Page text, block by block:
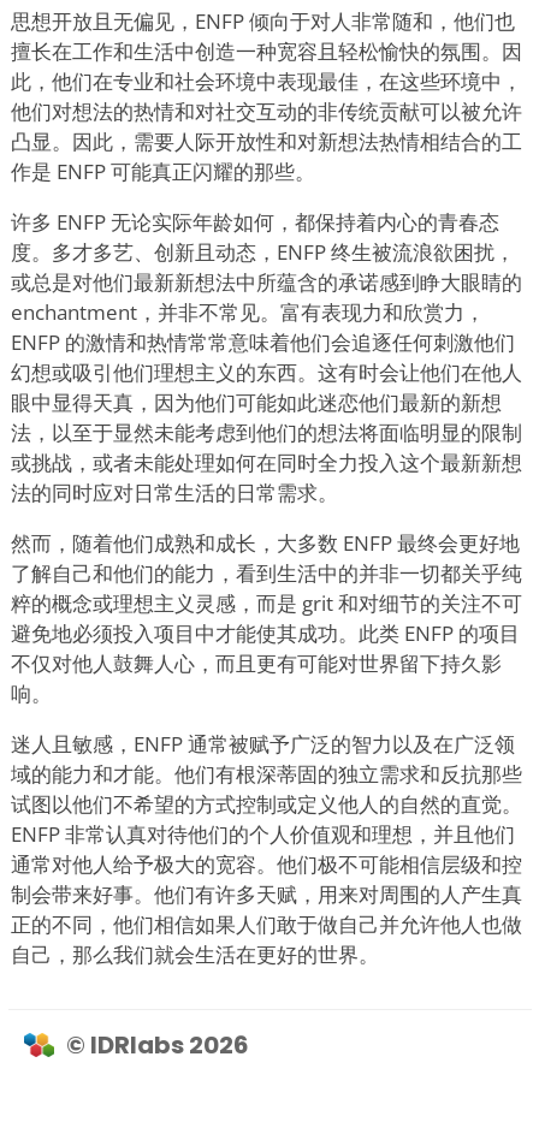
思想开放且无偏见，ENFP 倾向于对人非常随和，他们也
擅长在工作和生活中创造一种宽容且轻松愉快的氛围。因
此，他们在专业和社会环境中表现最佳，在这些环境中，
他们对想法的热情和对社交互动的非传统贡献可以被允许
凸显。因此，需要人际开放性和对新想法热情相结合的工
作是 ENFP 可能真正闪耀的那些。
许多 ENFP 无论实际年龄如何，都保持着内心的青春态
度。多才多艺、创新且动态，ENFP 终生被流浪欲困扰，
或总是对他们最新新想法中所蕴含的承诺感到睁大眼睛的
enchantment，并非不常见。富有表现力和欣赏力，
ENFP 的激情和热情常常意味着他们会追逐任何刺激他们
幻想或吸引他们理想主义的东西。这有时会让他们在他人
眼中显得天真，因为他们可能如此迷恋他们最新的新想
法，以至于显然未能考虑到他们的想法将面临明显的限制
或挑战，或者未能处理如何在同时全力投入这个最新新想
法的同时应对日常生活的日常需求。
然而，随着他们成熟和成长，大多数 ENFP 最终会更好地
了解自己和他们的能力，看到生活中的并非一切都关乎纯
粹的概念或理想主义灵感，而是 grit 和对细节的关注不可
避免地必须投入项目中才能使其成功。此类 ENFP 的项目
不仅对他人鼓舞人心，而且更有可能对世界留下持久影
响。
迷人且敏感，ENFP 通常被赋予广泛的智力以及在广泛领
域的能力和才能。他们有根深蒂固的独立需求和反抗那些
试图以他们不希望的方式控制或定义他人的自然的直觉。
ENFP 非常认真对待他们的个人价值观和理想，并且他们
通常对他人给予极大的宽容。他们极不可能相信层级和控
制会带来好事。他们有许多天赋，用来对周围的人产生真
正的不同，他们相信如果人们敢于做自己并允许他人也做
自己，那么我们就会生活在更好的世界。
© IDRlabs 2026